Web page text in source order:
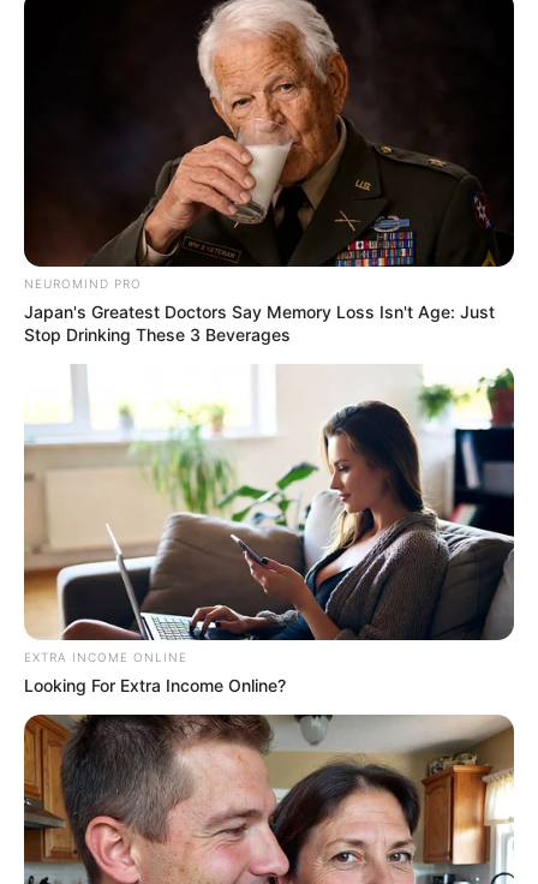
NEUROMIND PRO
Japan's Greatest Doctors Say Memory Loss Isn't Age: Just
Stop Drinking These 3 Beverages
EXTRA INCOME ONLINE
Looking For Extra Income Online?